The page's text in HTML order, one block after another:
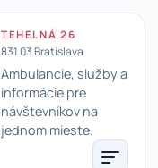
TEHELNÁ 26
831 03 Bratislava
Ambulancie, služby a
informácie pre
návštevníkov na
jednom mieste.